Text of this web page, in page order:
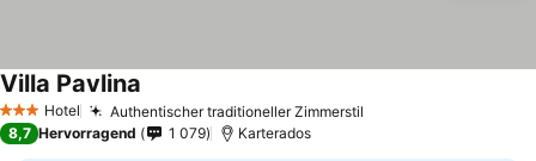
3 SterneHotel Authentischer traditioneller Zimmerstil
Villa Pavlina
8,7 Hervorragend 1 079 Karterados